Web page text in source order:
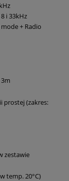
i 33kHz
+ Radio
prostej (zakres:
zestawie
temp. 20°C)